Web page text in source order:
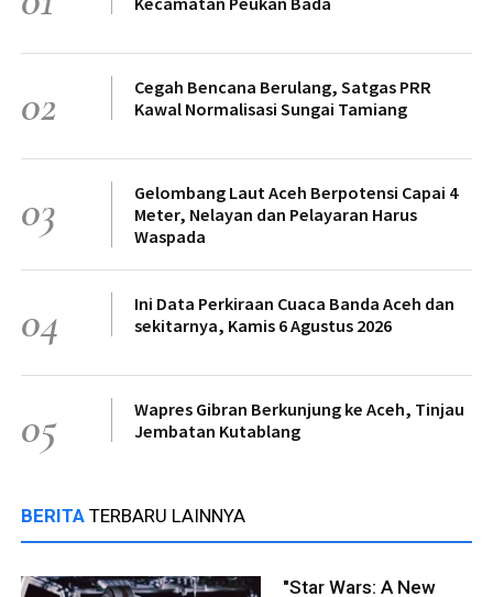
02
Cegah Bencana Berulang, Satgas PRR
Kawal Normalisasi Sungai Tamiang
03
Gelombang Laut Aceh Berpotensi Capai 4
Meter, Nelayan dan Pelayaran Harus
Waspada
04
Ini Data Perkiraan Cuaca Banda Aceh dan
sekitarnya, Kamis 6 Agustus 2026
05
Wapres Gibran Berkunjung ke Aceh, Tinjau
Jembatan Kutablang
BERITA TERBARU LAINNYA
"Star Wars: A New